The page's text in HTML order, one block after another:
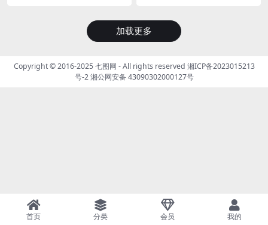
加载更多
Copyright © 2016-2025七图网 - All rights reserved 湘ICP备2023015213
号-2湘公网安备 43090302000127号
首页 分类 会员 我的